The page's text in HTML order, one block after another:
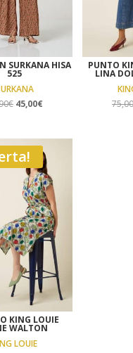
SURKANA HISA
525
€ El
era:
89,90€.
45,00€El
es:
45,00€.
PUNTO
LINA
75,00
KING LOUIE
WALTON
LOUIE